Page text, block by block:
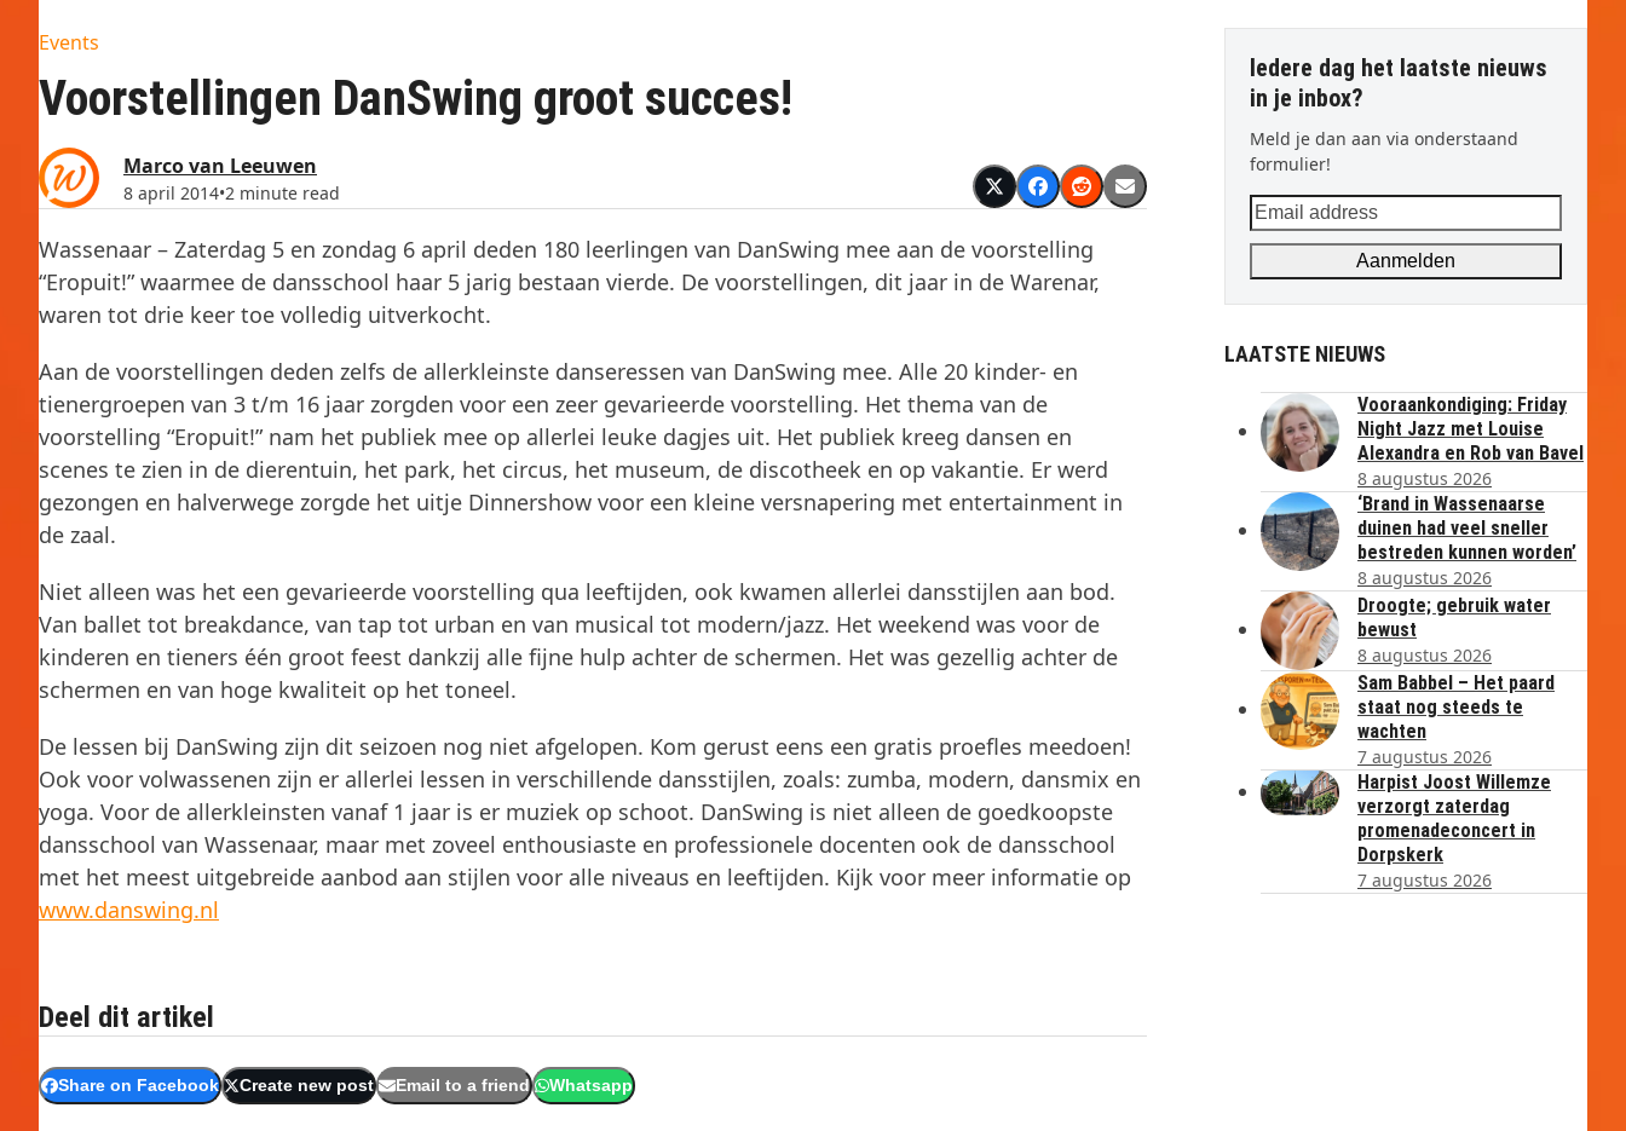
Events
Voorstellingen DanSwing groot succes!
Marco van Leeuwen
8 april 2014•2 minute read
Wassenaar – Zaterdag 5 en zondag 6 april deden 180 leerlingen van DanSwing mee aan de voorstelling
“Eropuit!” waarmee de dansschool haar 5 jarig bestaan vierde. De voorstellingen, dit jaar in de Warenar,
waren tot drie keer toe volledig uitverkocht.
Aan de voorstellingen deden zelfs de allerkleinste danseressen van DanSwing mee. Alle 20 kinder- en
tienergroepen van 3 t/m 16 jaar zorgden voor een zeer gevarieerde voorstelling. Het thema van de
voorstelling “Eropuit!” nam het publiek mee op allerlei leuke dagjes uit. Het publiek kreeg dansen en
scenes te zien in de dierentuin, het park, het circus, het museum, de discotheek en op vakantie. Er werd
gezongen en halverwege zorgde het uitje Dinnershow voor een kleine versnapering met entertainment in
de zaal.
Niet alleen was het een gevarieerde voorstelling qua leeftijden, ook kwamen allerlei dansstijlen aan bod.
Van ballet tot breakdance, van tap tot urban en van musical tot modern/jazz. Het weekend was voor de
kinderen en tieners één groot feest dankzij alle fijne hulp achter de schermen. Het was gezellig achter de
schermen en van hoge kwaliteit op het toneel.
De lessen bij DanSwing zijn dit seizoen nog niet afgelopen. Kom gerust eens een gratis proefles meedoen!
Ook voor volwassenen zijn er allerlei lessen in verschillende dansstijlen, zoals: zumba, modern, dansmix en
yoga. Voor de allerkleinsten vanaf 1 jaar is er muziek op schoot. DanSwing is niet alleen de goedkoopste
dansschool van Wassenaar, maar met zoveel enthousiaste en professionele docenten ook de dansschool
met het meest uitgebreide aanbod aan stijlen voor alle niveaus en leeftijden. Kijk voor meer informatie op
www.danswing.nl
Deel dit artikel
Share on Facebook Create new post Email to a friend Whatsapp
Iedere dag het laatste nieuws
in je inbox?
Meld je dan aan via onderstaand
formulier!
Email
address
Aanmelden
LAATSTE NIEUWS
Vooraankondiging: Friday
Night Jazz met Louise
Alexandra en Rob van Bavel
8 augustus 2026
‘Brand in Wassenaarse
duinen had veel sneller
bestreden kunnen worden’
8 augustus 2026
Droogte; gebruik water
bewust
8 augustus 2026
Sam Babbel – Het paard
staat nog steeds te
wachten
7 augustus 2026
Harpist Joost Willemze
verzorgt zaterdag
promenadeconcert in
Dorpskerk
7 augustus 2026